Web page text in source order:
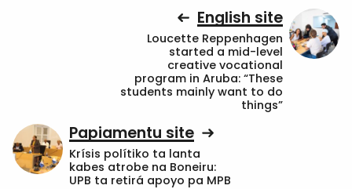
English site
Loucette Reppenhagen
started a mid-level
creative vocational
program in Aruba: “These
students mainly want to do
things”
Papiamentu site
Krísis polítiko ta lanta
kabes atrobe na Boneiru:
UPB ta retirá apoyo pa MPB